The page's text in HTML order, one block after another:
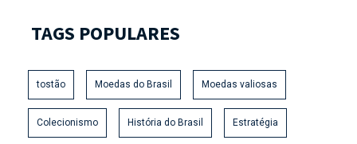
TAGS POPULARES
tostão Moedas do Brasil Moedas valiosas
Colecionismo História do Brasil Estratégia